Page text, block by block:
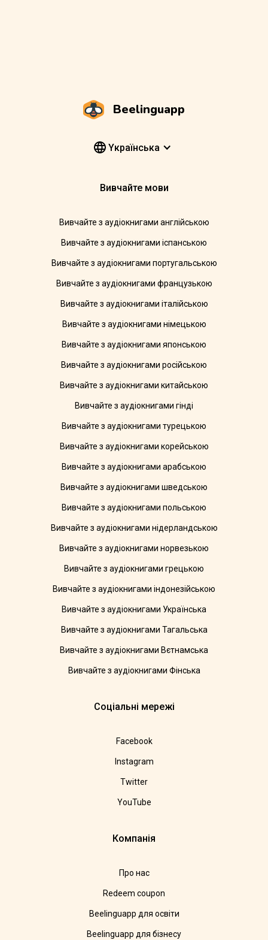
Beelinguapp
Yкраїнська
Вивчайте мови
Вивчайте з аудіокнигами англійською
Вивчайте з аудіокнигами іспанською
Вивчайте з аудіокнигами португальською
Вивчайте з аудіокнигами французькою
Вивчайте з аудіокнигами італійською
Вивчайте з аудіокнигами німецькою
Вивчайте з аудіокнигами японською
Вивчайте з аудіокнигами російською
Вивчайте з аудіокнигами китайською
Вивчайте з аудіокнигами гінді
Вивчайте з аудіокнигами турецькою
Вивчайте з аудіокнигами корейською
Вивчайте з аудіокнигами арабською
Вивчайте з аудіокнигами шведською
Вивчайте з аудіокнигами польською
Вивчайте з аудіокнигами нідерландською
Вивчайте з аудіокнигами норвезькою
Вивчайте з аудіокнигами грецькою
Вивчайте з аудіокнигами індонезійською
Вивчайте з аудіокнигами Українська
Вивчайте з аудіокнигами Тагальська
Вивчайте з аудіокнигами Вєтнамська
Вивчайте з аудіокнигами Фінська
Соціальні мережі
Facebook
Instagram
Twitter
YouTube
Компанія
Про нас
Redeem coupon
Beelinguapp для освіти
Beelinguapp для бізнесу